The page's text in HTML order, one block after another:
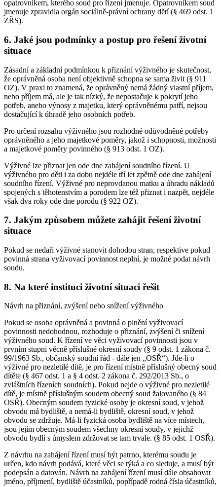
opatrovníkem, kterého soud pro řízení jmenuje. Opatrovníkem soud
jmenuje zpravidla orgán sociálně-právní ochrany dětí (§ 469 odst. 1
ZŘS).
6. Jaké jsou podmínky a postup pro řešení životní
situace
Zásadní a základní podmínkou k přiznání výživného je skutečnost,
že oprávněná osoba není objektivně schopna se sama živit (§ 911
OZ). V praxi to znamená, že oprávněný nemá žádný vlastní příjem,
nebo příjem má, ale je tak nízký, že nepostačuje k pokrytí jeho
potřeb, anebo výnosy z majetku, který oprávněnému patří, nejsou
dostačující k úhradě jeho osobních potřeb.
Pro určení rozsahu výživného jsou rozhodné odůvodněné potřeby
oprávněného a jeho majetkové poměry, jakož i schopnosti, možnosti
a majetkové poměry povinného (§ 913 odst. 1 OZ).
Výživné lze přiznat jen ode dne zahájení soudního řízení. U
výživného pro děti i za dobu nejdéle tří let zpětně ode dne zahájení
soudního řízení. Výživné pro neprovdanou matku a úhradu nákladů
spojených s těhotenstvím a porodem lze též přiznat i nazpět, nejdéle
však dva roky ode dne porodu (§ 922 OZ).
7. Jakým způsobem můžete zahájit řešení životní
situace
Pokud se nedaří výživné stanovit dohodou stran, respektive pokud
povinná strana vyživovací povinnost neplní, je možné podat návrh
soudu.
8. Na které instituci životní situaci řešit
Návrh na přiznání, zvýšení nebo snížení výživného
Pokud se osoba oprávněná a povinná o plnění vyživovací
povinnosti nedohodnou, rozhoduje o přiznání, zvýšení či snížení
výživného soud. K řízení ve věci vyživovací povinnosti jsou v
prvním stupni věcně příslušné okresní soudy (§ 9 odst. 1 zákona č.
99/1963 Sb., občanský soudní řád - dále jen „OSŘ“). Jde-li o
výživné pro nezletilé dítě, je pro řízení místně příslušný obecný soud
dítěte (§ 467 odst. 1 a § 4 odst. 2 zákona č. 292/2013 Sb., o
zvláštních řízeních soudních). Pokud nejde o výživné pro nezletilé
dítě, je místně příslušným soudem obecný soud žalovaného (§ 84
OSŘ). Obecným soudem fyzické osoby je okresní soud, v jehož
obvodu má bydliště, a nemá-li bydliště, okresní soud, v jehož
obvodu se zdržuje. Má-li fyzická osoba bydliště na více místech,
jsou jejím obecným soudem všechny okresní soudy, v jejichž
obvodu bydlí s úmyslem zdržovat se tam trvale. (§ 85 odst. 1 OSŘ).
Z návrhu na zahájení řízení musí být patrno, kterému soudu je
určen, kdo návrh podává, které věci se týká a co sleduje, a musí být
podepsán a datován. Návrh na zahájení řízení musí dále obsahovat
jméno, příjmení, bydliště účastníků, popřípadě rodná čísla účastníků,